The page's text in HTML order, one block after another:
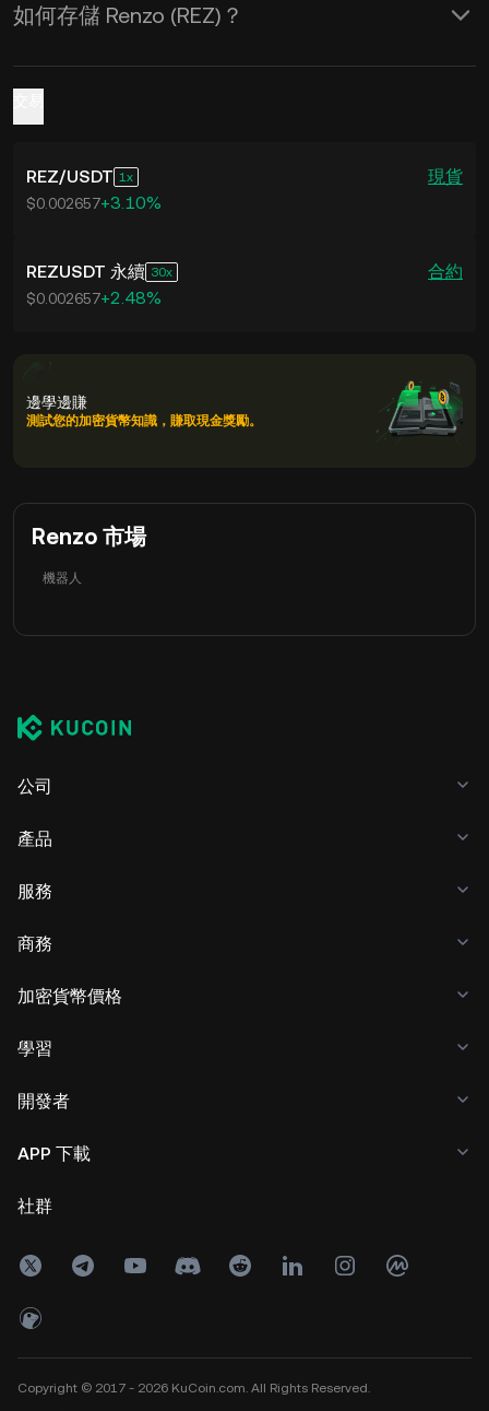
如何存儲 Renzo (REZ)？
REZ/USDT 1 現貨
$0.002657+3.10%
REZUSDT 永續 30 合約
$0.002657+2.48%
邊學邊賺
測試您的加密貨幣知識，賺取現金獎勵。
Renzo 市場
機器人
公司
產品
服務
商務
加密貨幣價格
學習
開發者
APP 下載
社群
Copyright © 2017 - 2026 KuCoin.com. All Rights Reserved.